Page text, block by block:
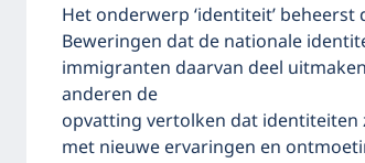
Het onderwerp ‘identiteit’
Beweringen dat de nationale
immigranten daarvan deel
anderen de
opvatting vertolken dat
met nieuwe ervaringen en